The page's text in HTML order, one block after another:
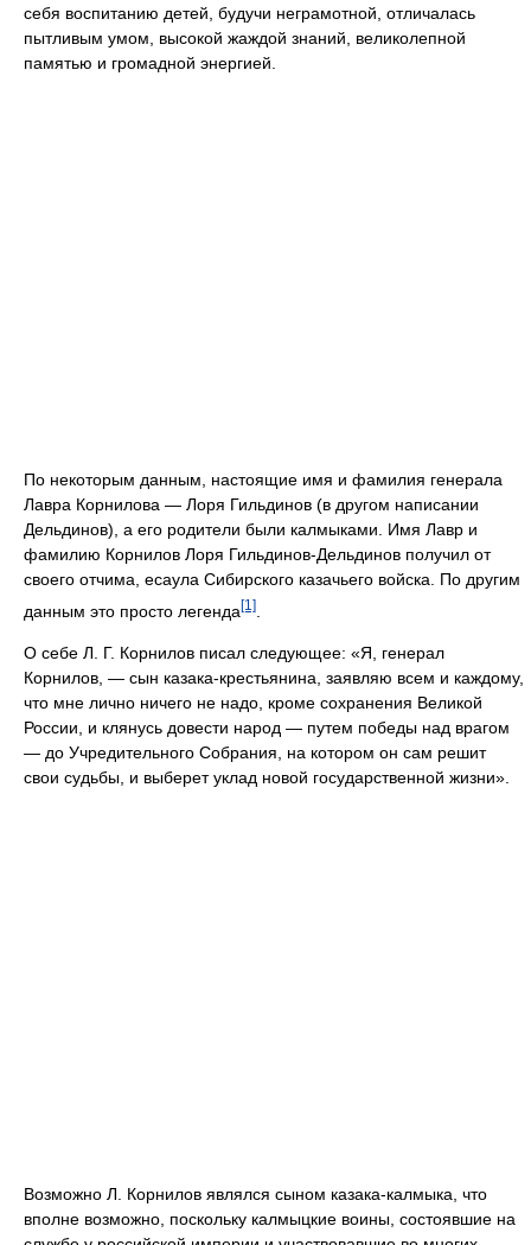
себя воспитанию детей, будучи неграмотной, отличалась
пытливым умом, высокой жаждой знаний, великолепной
памятью и громадной энергией.
По некоторым данным, настоящие имя и фамилия генерала
Лавра Корнилова — Лоря Гильдинов (в другом написании
Дельдинов), а его родители были калмыками. Имя Лавр и
фамилию Корнилов Лоря Гильдинов-Дельдинов получил от
своего отчима, есаула Сибирского казачьего войска. По другим
данным это просто легенда[1]
О себе Л. Г. Корнилов писал следующее: «Я, генерал
Корнилов, — сын казака-крестьянина, заявляю всем и каждому,
что мне лично ничего не надо, кроме сохранения Великой
России, и клянусь довести народ — путем победы над врагом
— до Учредительного Собрания, на котором он сам решит
свои судьбы, и выберет уклад новой государственной жизни».
Возможно Л. Корнилов являлся сыном казака-калмыка, что
вполне возможно, поскольку калмыцкие воины, состоявшие на